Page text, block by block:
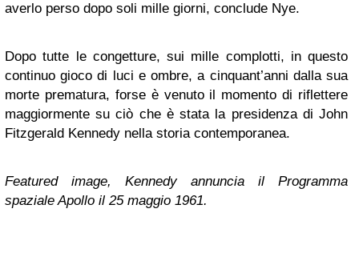
averlo perso dopo soli mille giorni, conclude Nye.
Dopo tutte le congetture, sui mille complotti, in questo
continuo gioco di luci e ombre, a cinquant’anni dalla sua
morte prematura, forse è venuto il momento di riflettere
maggiormente su ciò che è stata la presidenza di John
Fitzgerald Kennedy nella storia contemporanea.
Featured image, Kennedy annuncia il Programma
spaziale Apollo il 25 maggio 1961.